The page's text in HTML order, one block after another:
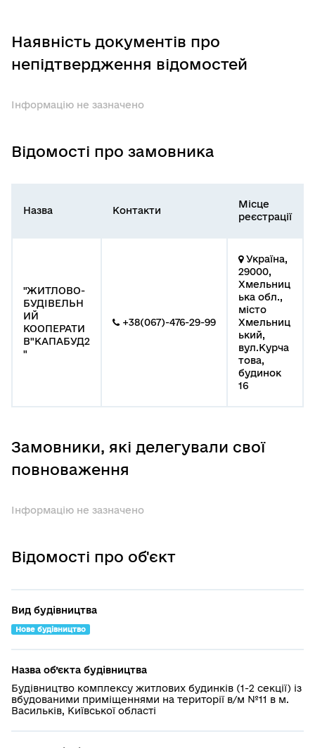
Наявність документів про
непідтвердження відомостей
Інформацію не зазначено
Відомості про замовника
Назва Контакти
Місце
реєстрації
"ЖИТЛОВО-
БУДІВЕЛЬН
ИЙ
КООПЕРАТИ
В"КАПАБУД2
"
+38(067)-476-29-99
Україна,
29000,
Хмельниц
ька обл.,
місто
Хмельниц
ький,
вул.Курча
това,
будинок
16
Замовники, які делегували свої
повноваження
Інформацію не зазначено
Відомості про об'єкт
Вид будівництва
Нове будівництво
Назва об’єкта будівництва
Будівництво комплексу житлових будинків (1-2 секції) із
вбудованими приміщеннями на території в/м №11 в м.
Васильків, Київської області